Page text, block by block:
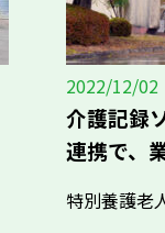
2022/12/02
介護記録
連携で、
特別養護